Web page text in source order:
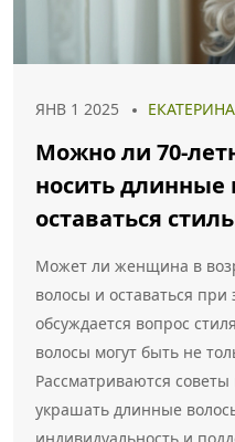
ЯНВ 1 2025
Можно ли 70-
носить длинные
оставаться
Может ли женщина в
волосы и оставаться при
обсуждается вопрос
волосы могут быть не
Рассматриваются
украшать длинные
индивидуальность и